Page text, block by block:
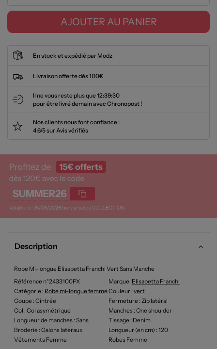
AJOUTER AU PANIER
En stock et expédié par Modz
Livraison offerte dès 100€
Il ne vous reste plus que12:39:30
pour être livré demain avec Chronopost !
Nos clients nous font confiance :
4.6/5 sur Avis vérifiés
Description
Robe Mi-longue Elisabetta Franchi Vert Sans Manche
Référence n°2433100PX
Marque :Elisabetta Franchi
Catégorie : Robe mi-longue femmeCouleur : vert
Coupe : Cintrée Fermeture : Zip latéral
Col : Col asymétrique Manches : One shoulder
Longueur de manches : Sans Tissage : Denim
Broderie : Galons latéraux Longueur (en cm) : 120
Vêtements Femme
Robes Femme